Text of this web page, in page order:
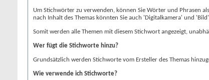
Um Stichwörter zu verwenden, können Sie Wörter und Phrasen
nach Inhalt des Themas könnten Sie auch 'Digitalkamera' und
Somit werden alle Themen mit diesem Stichwort angezeigt,
Wer fügt die Stichworte hinzu?
Grundsätzlich werden Stichworte vom Ersteller des Themas
Wie verwende ich Stichworte?